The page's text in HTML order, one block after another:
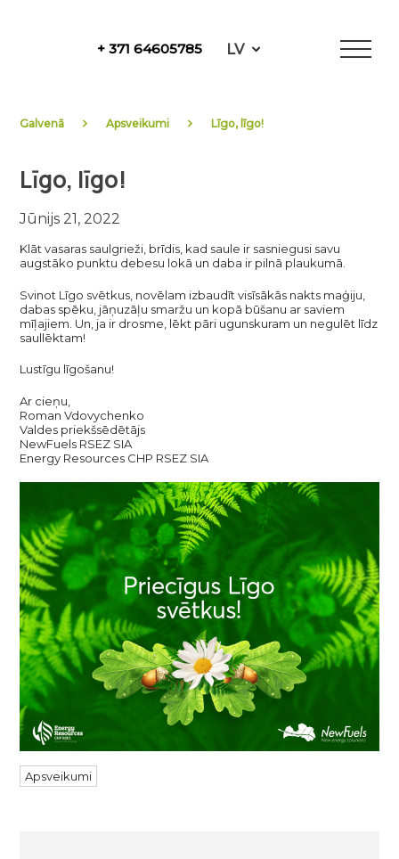
+ 371 64605785 LV
Galvenā Apsveikumi Līgo, līgo!
Līgo, līgo!
Jūnijs 21, 2022
Klāt vasaras saulgrieži, brīdis, kad saule ir sasniegusi savu
augstāko punktu debesu lokā un daba ir pilnā plaukumā.
Svinot Līgo svētkus, novēlam izbaudīt visīsākās nakts maģiju,
dabas spēku, jāņuzāļu smaržu un kopā būšanu ar saviem
mīļajiem. Un, ja ir drosme, lēkt pāri ugunskuram un negulēt līdz
saullēktam!
Lustīgu līgošanu!
Ar cieņu,
Roman Vdovychenko
Valdes priekšsēdētājs
NewFuels RSEZ SIA
Energy Resources CHP RSEZ SIA
Apsveikumi